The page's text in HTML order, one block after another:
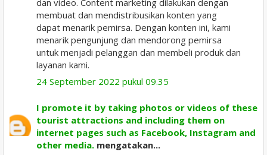
membuat dan mendistribusikan konten yang
dapat menarik pemirsa. Dengan konten ini, kami
menarik pengunjung dan mendorong pemirsa
untuk menjadi pelanggan dan membeli produk dan
layanan kami.
24 September 2022 pukul 09.35
I promote it by taking photos or videos of these
tourist attractions and including them on
internet pages such as Facebook, Instagram and
other media. mengatakan...